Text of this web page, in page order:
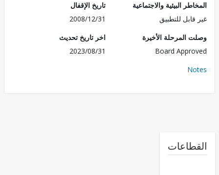
البيئية والاجتماعية
للتطبيق
تاريخ الإقفال
2008/12/31
المرحلة الأخيرة
Board
اخر تاريخ تحديث
2023/08/31